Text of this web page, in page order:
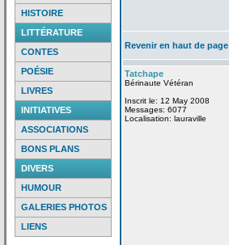
HISTOIRE
LITTÉRATURE
CONTES
POÉSIE
LIVRES
INITIATIVES
ASSOCIATIONS
BONS PLANS
DIVERS
HUMOUR
GALERIES PHOTOS
LIENS
Revenir en haut de page
Tatchape
Bérinaute Vétéran
Inscrit le: 12 May 2008
Messages: 6077
Localisation: lauraville